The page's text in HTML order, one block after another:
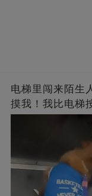
电梯里闯来陌生
摸我！我比电梯